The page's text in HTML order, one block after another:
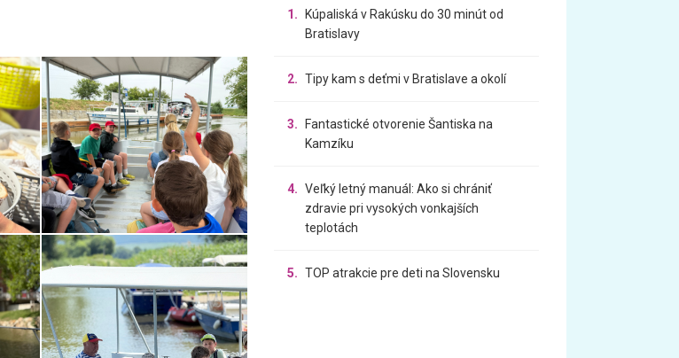
1.
Kúpaliská v Rakúsku do 30 minút od
Bratislavy
2. Tipy kam s deťmi v Bratislave a okolí
3.
Fantastické otvorenie Šantiska na
Kamzíku
4. Veľký letný manuál: Ako si chrániť
zdravie pri vysokých vonkajších
teplotách
5. TOP atrakcie pre deti na Slovensku